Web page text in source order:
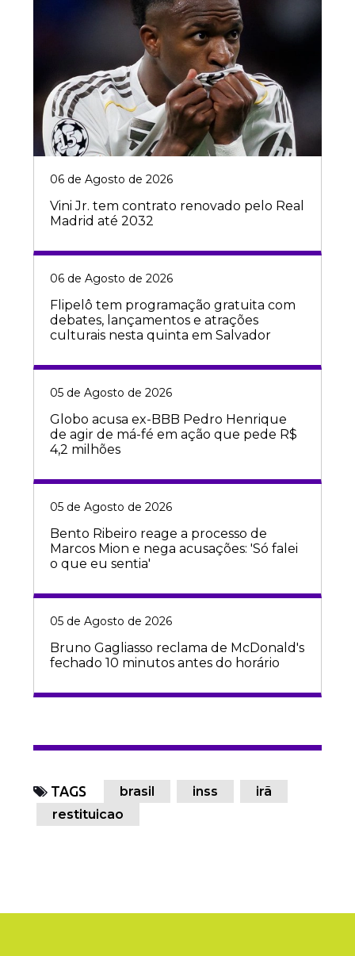
06 de Agosto de 2026
Vini Jr. tem contrato renovado pelo Real
Madrid até 2032
06 de Agosto de 2026
Flipelô tem programação gratuita com
debates, lançamentos e atrações
culturais nesta quinta em Salvador
05 de Agosto de 2026
Globo acusa ex-BBB Pedro Henrique
de agir de má-fé em ação que pede R$
4,2 milhões
05 de Agosto de 2026
Bento Ribeiro reage a processo de
Marcos Mion e nega acusações: 'Só falei
o que eu sentia'
05 de Agosto de 2026
Bruno Gagliasso reclama de McDonald's
fechado 10 minutos antes do horário
TAGS brasil inss
irã
restituicao